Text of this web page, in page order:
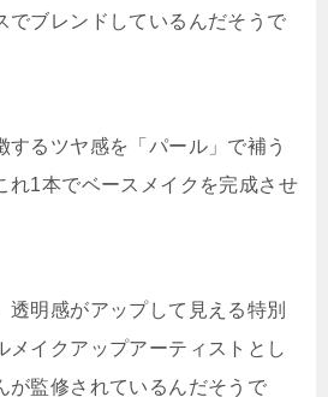
でブレンドしているんだそうで
するツヤ感を「パール」で補う
れ1本でベースメイクを完成させ
透明感がアップして見える特別
メイクアップアーティストとし
が監修されているんだそうで